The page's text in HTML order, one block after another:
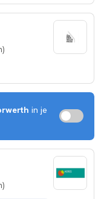
in je